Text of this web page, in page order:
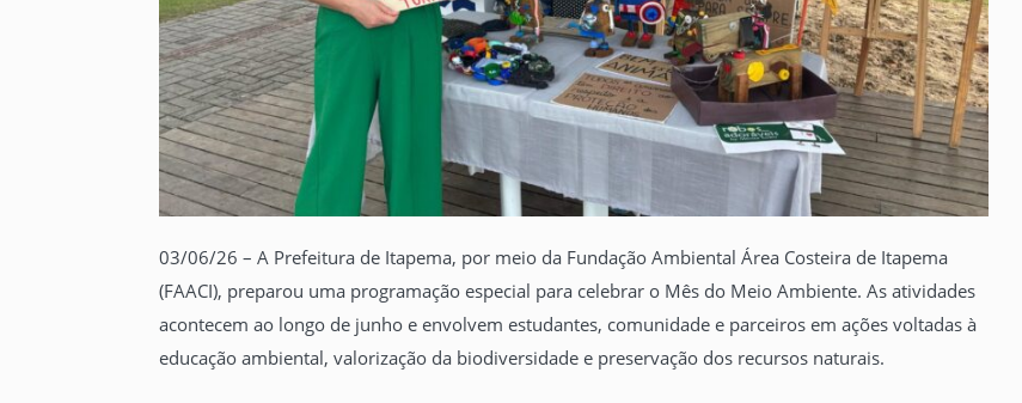
03/06/26 – A Prefeitura de Itapema, por meio da Fundação Ambiental Área Costeira de Itapema
(FAACI), preparou uma programação especial para celebrar o Mês do Meio Ambiente. As atividades
acontecem ao longo de junho e envolvem estudantes, comunidade e parceiros em ações voltadas à
educação ambiental, valorização da biodiversidade e preservação dos recursos naturais.